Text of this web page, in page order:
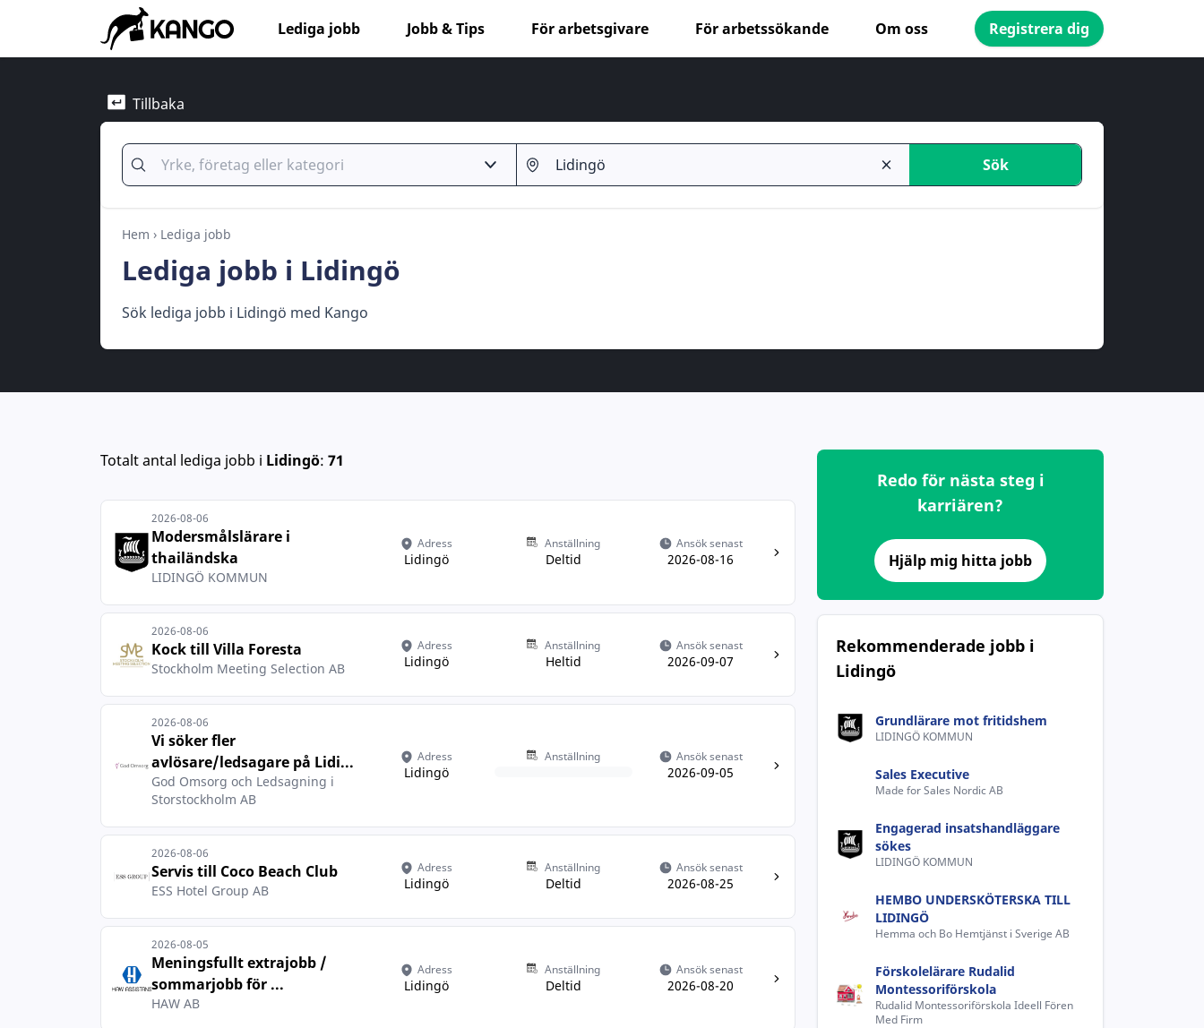
Lediga jobb Jobb & Tips För arbetsgivare För arbetssökande Om oss Registrera dig
Tillbaka
Sök
Hem › Lediga jobb
Lediga jobb i Lidingö
Sök lediga jobb i Lidingö med Kango
Totalt antal lediga jobb i Lidingö: 71
2026-08-06
Modersmålslärare i
thailändska
LIDINGÖ KOMMUN
Adress
Lidingö
Anställning
Deltid
Ansök senast
2026-08-16
2026-08-06
Kock till Villa Foresta
Stockholm Meeting Selection AB
Adress
Lidingö
Anställning
Heltid
Ansök senast
2026-09-07
2026-08-06
Vi söker fler
avlösare/ledsagare på Lidi...
God Omsorg och Ledsagning i
Storstockholm AB
Adress
Lidingö
Anställning Ansök senast
2026-09-05
2026-08-06
Servis till Coco Beach Club
ESS Hotel Group AB
Adress
Lidingö
Anställning
Deltid
Ansök senast
2026-08-25
2026-08-05
Meningsfullt extrajobb /
sommarjobb för ...
HAW AB
Adress
Lidingö
Anställning
Deltid
Ansök senast
2026-08-20
Redo för nästa steg i
karriären?
Hjälp mig hitta jobb
Rekommenderade jobb i
Lidingö
Grundlärare mot fritidshem
LIDINGÖ KOMMUN
Sales Executive
Made for Sales Nordic AB
Engagerad insatshandläggare
sökes
LIDINGÖ KOMMUN
HEMBO UNDERSKÖTERSKA TILL
LIDINGÖ
Hemma och Bo Hemtjänst i Sverige AB
Förskolelärare Rudalid
Montessoriförskola
Rudalid Montessoriförskola Ideell Fören
Med Firm